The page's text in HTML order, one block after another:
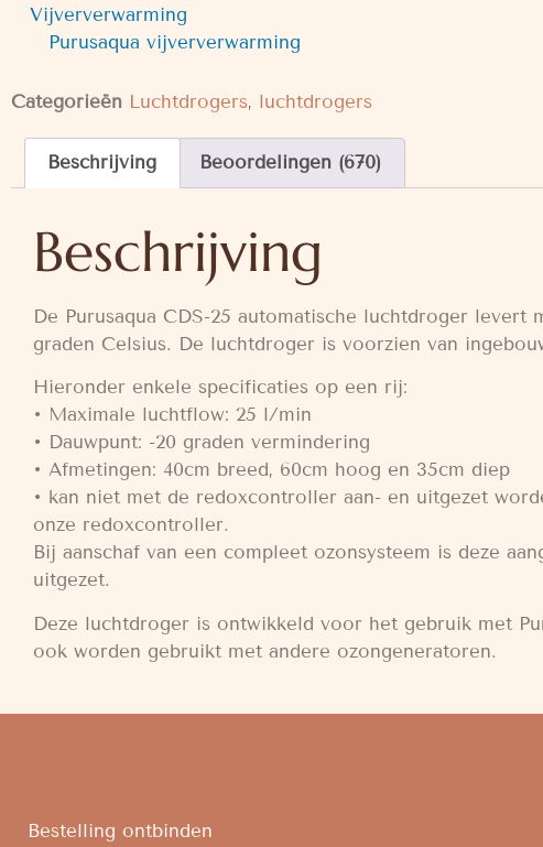
Vijververwarming
Purusaqua vijververwarming
Categorieën Luchtdrogers, luchtdrogers
Beschrijving Beoordelingen (670)
Beschrijving
De Purusaqua CDS-25 automatische luchtdroger
graden Celsius. De luchtdroger is voorzien van
Hieronder enkele specificaties op een rij:
• Maximale luchtflow: 25 l/min
• Dauwpunt: -20 graden vermindering
• Afmetingen: 40cm breed, 60cm hoog en 35cm diep
• kan niet met de redoxcontroller aan- en uitgezet
onze redoxcontroller.
Bij aanschaf van een compleet ozonsysteem is deze
uitgezet.
Deze luchtdroger is ontwikkeld voor het gebruik met
ook worden gebruikt met andere ozongeneratoren.
Bestelling ontbinden